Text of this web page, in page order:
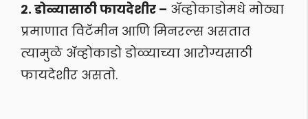
२. डोळ्यासाठी फायदेशीर – अ‍ॅव्होकाडोमधे मोठ्या
प्रमाणात विटॅमीन आणि मिनरल्स असतात
त्यामुळे अ‍ॅव्होकाडो डोळ्याच्या आरोग्यसाठी
फायदेशीर असतो.